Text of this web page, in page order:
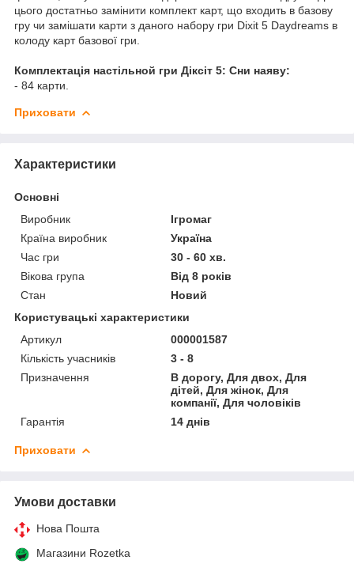
цього достатньо замінити комплект карт, що входить в базову
гру чи замішати карти з даного набору гри Dixit 5 Daydreams в
колоду карт базової гри.
Комплектація настільной гри Діксіт 5: Сни наяву:
- 84 карти.
Приховати
Характеристики
Основні
Виробник
Ігромаг
Країна виробник
Україна
Час гри
30 - 60 хв.
Вікова група
Від 8 років
Стан
Новий
Користувацькі характеристики
Артикул
000001587
Кількість учасників
3 - 8
Призначення
В дорогу, Для двох, Для
дітей, Для жінок, Для
компанії, Для чоловіків
Гарантія
14 днів
Приховати
Умови доставки
Нова Пошта
Магазини Rozetka